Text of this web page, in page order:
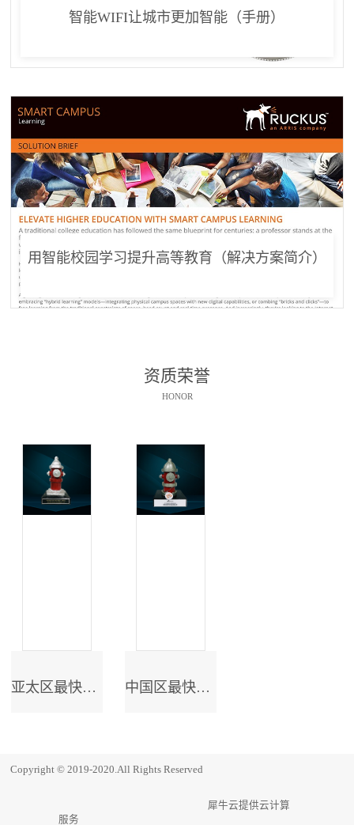
智能WIFI让城市更加智能（手册）
用智能校园学习提升高等教育（解决方案简介）
资质荣誉
HONOR
亚太区最快成长奖 中国区最快成长奖
Copyright © 2019-2020.All Rights Reserved
犀牛云提供云计算
服务